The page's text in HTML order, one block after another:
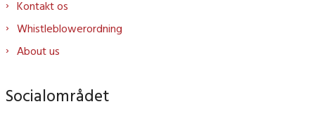
Kontakt os
Whistleblowerordning
About us
Socialområdet